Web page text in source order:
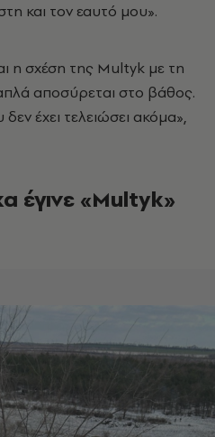
και τον εαυτό μου».
η σχέση της Multyk με τη
αποσύρεται στο βάθος.
έχει τελειώσει ακόμα»,
έγινε «Multyk»